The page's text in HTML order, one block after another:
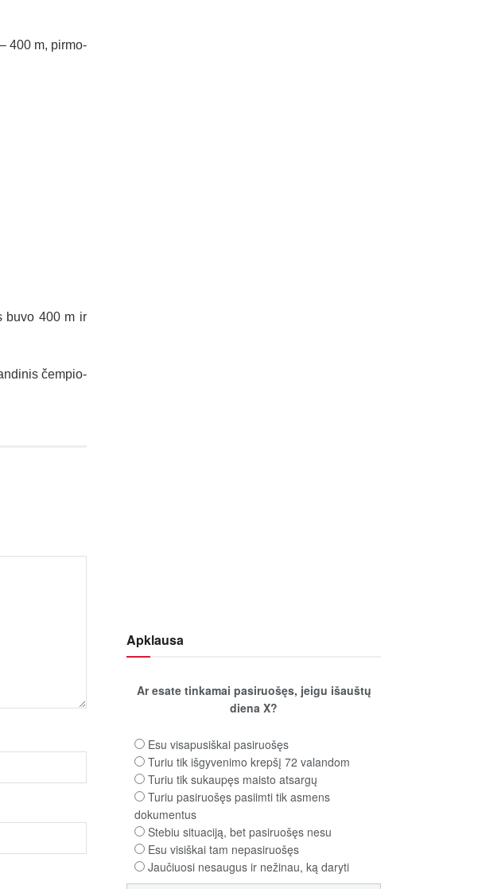
400 m, pir­mo­
bu­vo 400 m ir
čem­pio­
Apklausa
Ar esate tinkamai pasiruošęs, jeigu išauštų
diena X?
Esu visapusiškai pasiruošęs
Turiu tik išgyvenimo krepšį 72 valandom
Turiu tik sukaupęs maisto atsargų
Turiu pasiruošęs pasiimti tik asmens
dokumentus
Stebiu situaciją, bet pasiruošęs nesu
Esu visiškai tam nepasiruošęs
Jaučiuosi nesaugus ir nežinau, ką daryti